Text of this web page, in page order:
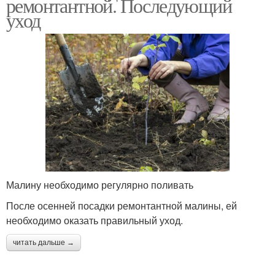
ремонтантной. Последующий
уход
Малину необходимо регулярно поливать
После осенней посадки ремонтантной малины, ей
необходимо оказать правильный уход.
читать дальше →